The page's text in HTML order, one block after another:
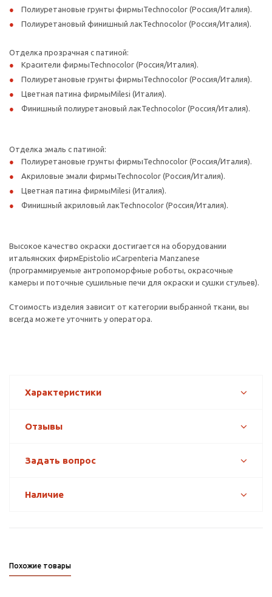
Полиуретановые грунты фирмыTechnocolor (Россия/Италия).
Полиуретановый финишный лакTechnocolor (Россия/Италия).
Отделка прозрачная с патиной:
Красители фирмыTechnocolor (Россия/Италия).
Полиуретановые грунты фирмыTechnocolor (Россия/Италия).
Цветная патина фирмыMilesi (Италия).
Финишный полиуретановый лакTechnocolor (Россия/Италия).
Отделка эмаль с патиной:
Полиуретановые грунты фирмыTechnocolor (Россия/Италия).
Акриловые эмали фирмыTechnocolor (Россия/Италия).
Цветная патина фирмыMilesi (Италия).
Финишный акриловый лакTechnocolor (Россия/Италия).
Высокое качество окраски достигается на оборудовании
итальянских фирмEpistolio иCarpenteria Manzanese
(программируемые антропоморфные роботы, окрасочные
камеры и поточные сушильные печи для окраски и сушки стульев).
Стоимость изделия зависит от категории выбранной ткани, вы
всегда можете уточнить у оператора.
Характеристики
Отзывы
Задать вопрос
Наличие
Похожие товары